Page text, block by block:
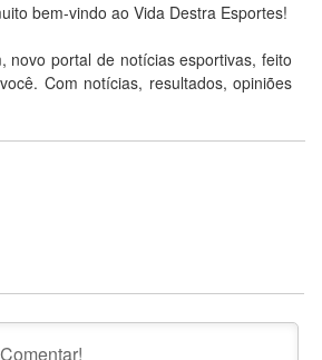
bem-vindo ao Vida Destra Esportes!
novo portal de notícias esportivas, feito
Com notícias, resultados, opiniões